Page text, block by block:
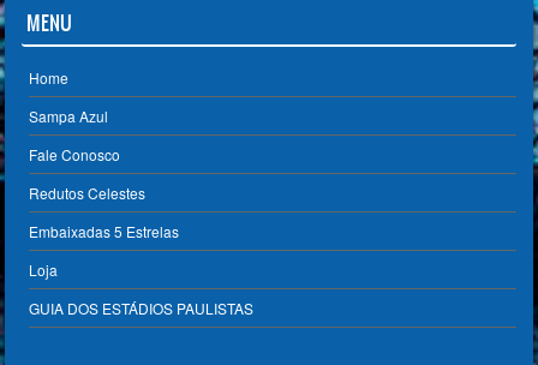
MENU
Home
Sampa Azul
Fale Conosco
Redutos Celestes
Embaixadas 5 Estrelas
Loja
GUIA DOS ESTÁDIOS PAULISTAS